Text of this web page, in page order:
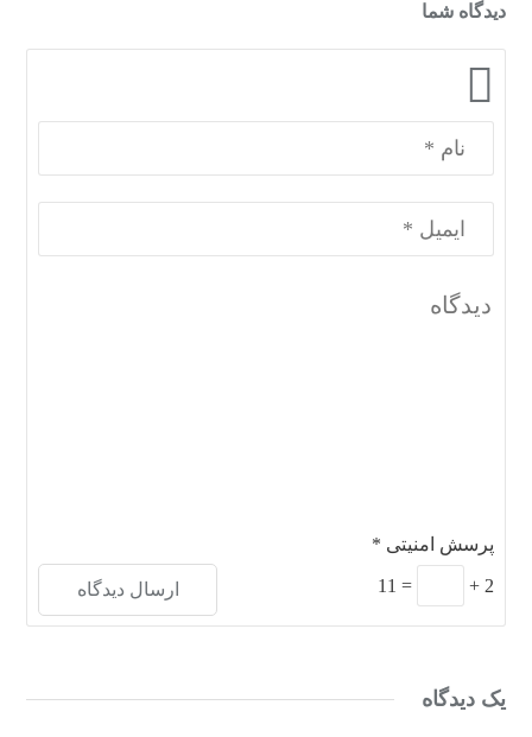
دیدگاه شما
پرسش امنیتی *
2
+
=
11
یک دیدگاه